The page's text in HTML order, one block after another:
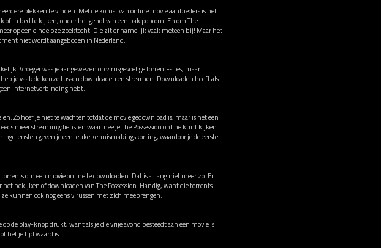
plekken te vinden. Met de komst van online movie aanbieders is het
of in bed te kijken, onder het genot van een bak popcorn. En om The
op een eindeloze zoektocht. Die zit er namelijk vaak meteen bij! Maar het
niet wordt aangeboden in Nederland.
Vroeger was je aangewezen op virusgevoelige torrent-sites, maar
je vaak de keuze tussen downloaden en streamen. Downloaden heeft als
internetverbinding hebt.
Zo hoef je niet te wachten totdat de movie gedownload is, maar is het een
meer streamingdiensten waarmee je The Possession online kunt kijken.
geven je een leuke kennismakingskorting, waardoor je de eerste
om een movie online te downloaden. Dat is al lang niet meer zo. Er
bekijken of downloaden van The Possession. Handig, want die torrents
kunnen ook nog eens virussen met zich meebrengen.
op de play-knop drukt, want als je die vrije avond besteedt aan een movie is
het je tijd waard is.